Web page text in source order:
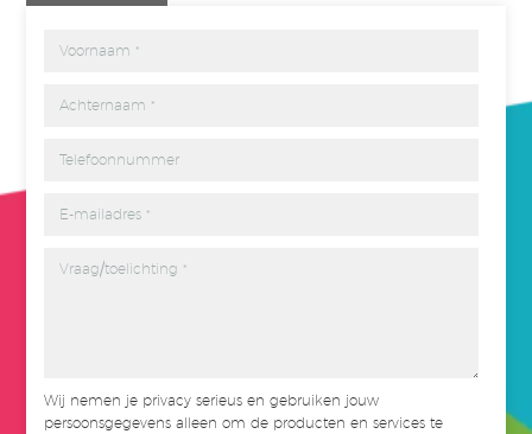
Wij nemen je privacy serieus en gebruiken jouw
persoonsgegevens alleen om de producten en services te